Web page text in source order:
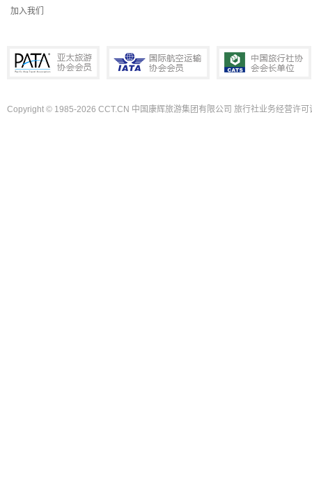
加入我们
Copyright © 1985-2026 CCT.CN 中国康辉旅游集团有限公司 旅行社业务经营许